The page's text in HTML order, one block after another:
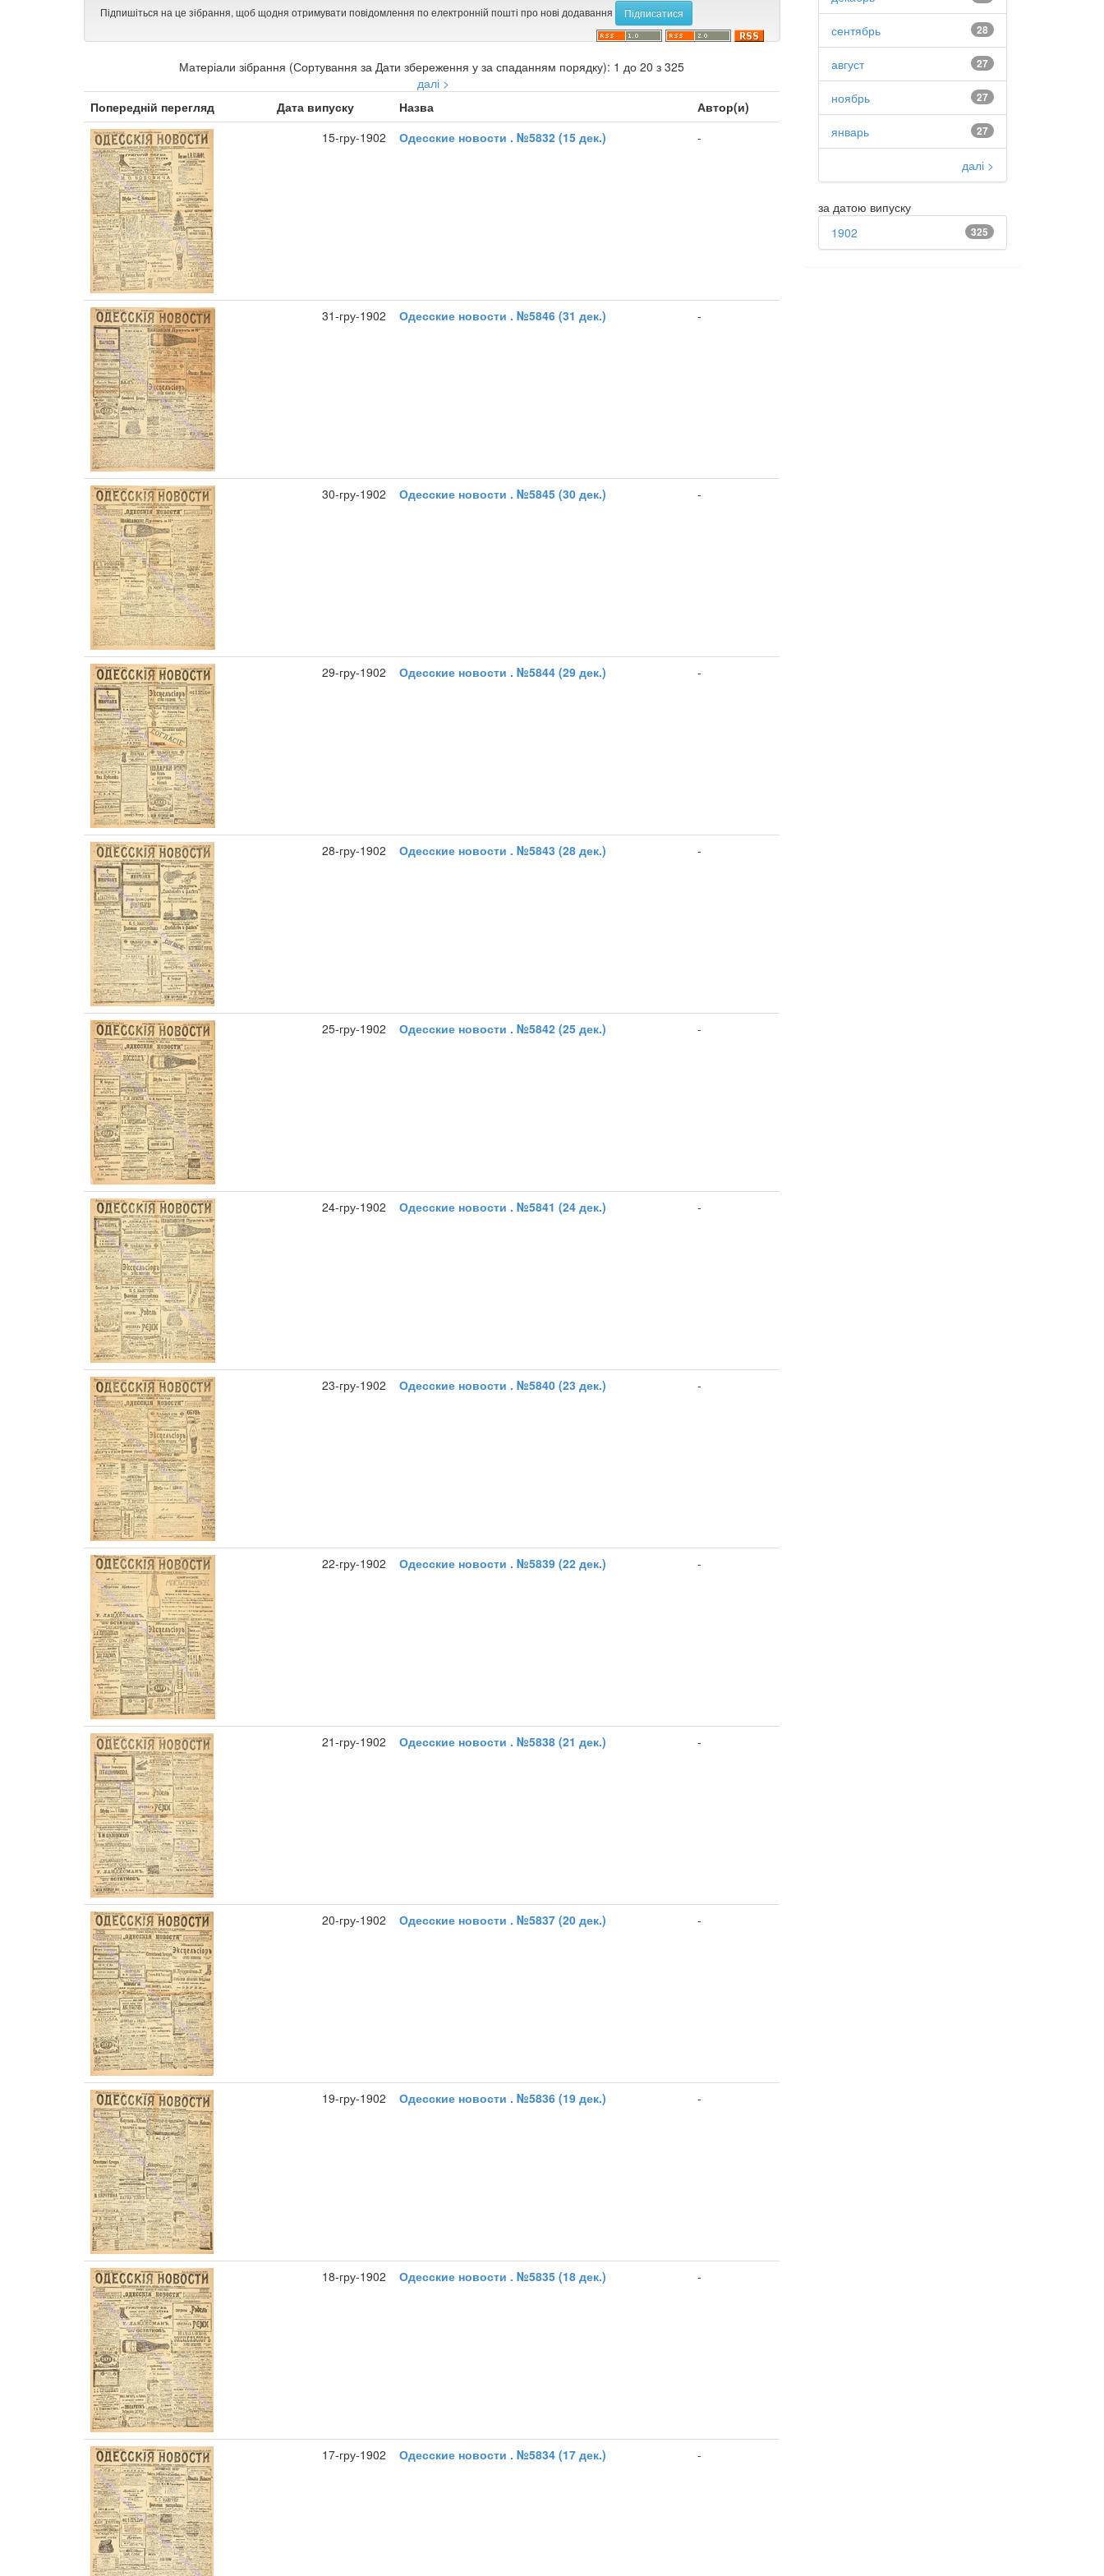
Підпишіться на це зібрання, щоб щодня отримувати повідомлення по електронній пошті про нові додавання
Матеріали зібрання (Сортування за Дати збереження у за спаданням порядку): 1 до 20 з 325
далі >
Попередній перегляд
Дата випуску Назва
Автор(и)
15-гру-1902
Одесские новости . №5832 (15 дек.) -
31-гру-1902 Одесские новости . №5846 (31 дек.) -
30-гру-1902 Одесские новости . №5845 (30 дек.) -
29-гру-1902 Одесские новости . №5844 (29 дек.) -
28-гру-1902 Одесские новости . №5843 (28 дек.) -
25-гру-1902 Одесские новости . №5842 (25 дек.) -
24-гру-1902 Одесские новости . №5841 (24 дек.) -
23-гру-1902 Одесские новости . №5840 (23 дек.) -
22-гру-1902 Одесские новости . №5839 (22 дек.) -
21-гру-1902 Одесские новости . №5838 (21 дек.) -
20-гру-1902 Одесские новости . №5837 (20 дек.) -
19-гру-1902 Одесские новости . №5836 (19 дек.) -
18-гру-1902 Одесские новости . №5835 (18 дек.) -
17-гру-1902 Одесские новости . №5834 (17 дек.) -
28
сентябрь
27
август
27
ноябрь
27
январь
далі >
за датою випуску
325
1902